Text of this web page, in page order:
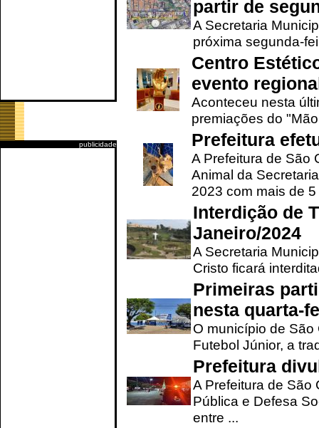
publicidade
partir de
A Secretaria
próxima segunda-
Centro
evento
Aconteceu nesta
premiações do
Prefeitura
A Prefeitura de São
Animal da
2023 com mais de 5
Interdição de
Janeiro/2024
A Secretaria
Cristo ficará
Primeiras
nesta quarta-
O município de
Futebol Júnior, a
Prefeitura
A Prefeitura de São
Pública e Defesa
entre ...